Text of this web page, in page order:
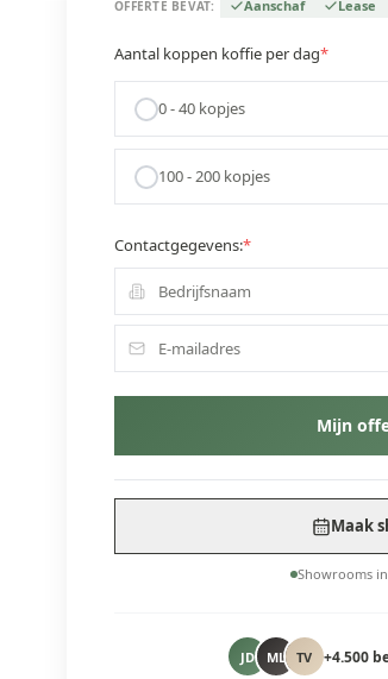
OFFERTE BEVAT: Aanschaf Lease
Aantal koppen koffie per dag*
0 - 40 kopjes
100 - 200 kopjes
Contactgegevens:*
Mijn
Maak
Showrooms
JD ML TV +4.500